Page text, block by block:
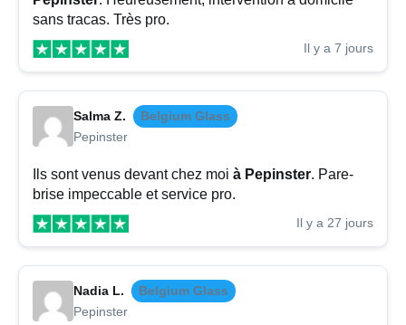
sans tracas. Très pro.
Il y a 7 jours
Salma Z.
Belgium Glass
Pepinster
Ils sont venus devant chez moi à Pepinster. Pare-
brise impeccable et service pro.
Il y a 27 jours
Nadia L.
Belgium Glass
Pepinster